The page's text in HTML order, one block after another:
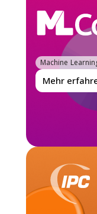
Mehr
Machine